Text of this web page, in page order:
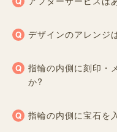
デザインのアレンジ
指輪の内側に刻印・
か?
指輪の内側に宝石を